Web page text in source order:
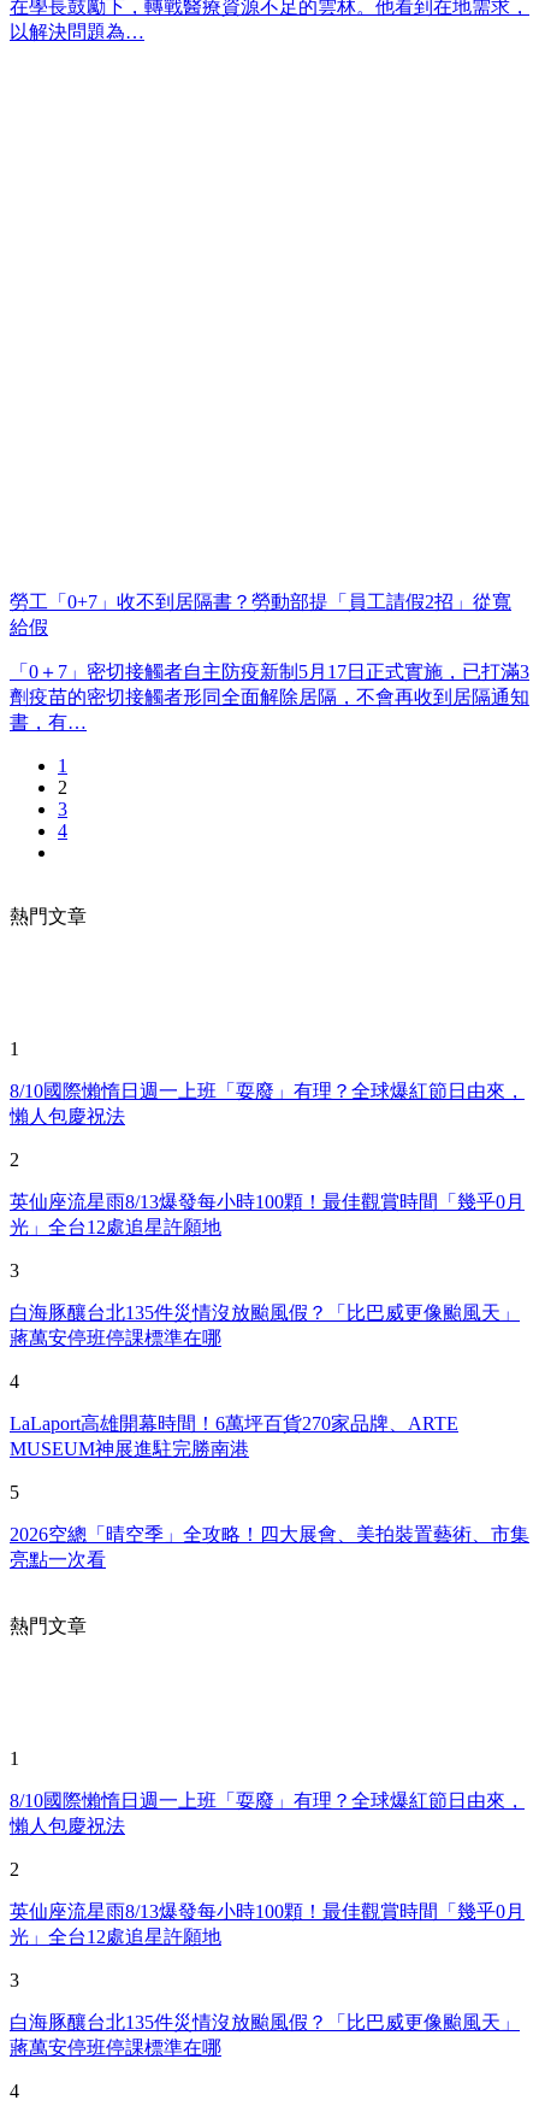
在學長鼓勵下，轉戰醫療資源不足的雲林。他看到在地需求，
以解決問題為…
勞工「0+7」收不到居隔書？勞動部提「員工請假2招」從寬
給假
「0＋7」密切接觸者自主防疫新制5月17日正式實施，已打滿3
劑疫苗的密切接觸者形同全面解除居隔，不會再收到居隔通知
書，有…
1
2
3
4
熱門文章
1
8/10國際懶惰日週一上班「耍廢」有理？全球爆紅節日由來，
懶人包慶祝法
2
英仙座流星雨8/13爆發每小時100顆！最佳觀賞時間「幾乎0月
光」全台12處追星許願地
3
白海豚釀台北135件災情沒放颱風假？「比巴威更像颱風天」
蔣萬安停班停課標準在哪
4
LaLaport高雄開幕時間！6萬坪百貨270家品牌、ARTE
MUSEUM神展進駐完勝南港
5
2026空總「晴空季」全攻略！四大展會、美拍裝置藝術、市集
亮點一次看
熱門文章
1
8/10國際懶惰日週一上班「耍廢」有理？全球爆紅節日由來，
懶人包慶祝法
2
英仙座流星雨8/13爆發每小時100顆！最佳觀賞時間「幾乎0月
光」全台12處追星許願地
3
白海豚釀台北135件災情沒放颱風假？「比巴威更像颱風天」
蔣萬安停班停課標準在哪
4